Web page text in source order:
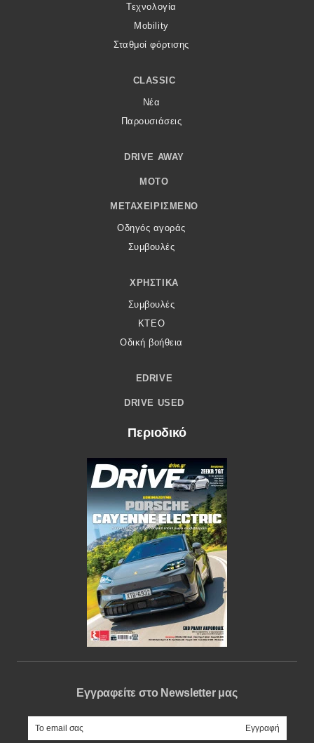
Τεχνολογία
Mobility
Σταθμοί φόρτισης
CLASSIC
Νέα
Παρουσιάσεις
DRIVE AWAY
MOTO
ΜΕΤΑΧΕΙΡΙΣΜΈΝΟ
Οδηγός αγοράς
Συμβουλές
ΧΡΗΣΤΙΚΆ
Συμβουλές
ΚΤΕΟ
Οδική βοήθεια
EDRIVE
DRIVE USED
Περιοδικό
Εγγραφείτε στο Newsletter μας
e-mail